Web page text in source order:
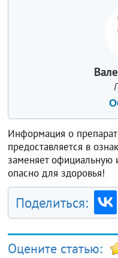
Информация о
предоставляется в
заменяет официальную
опасно для здоровья!
Поделиться:
Оцените статью: